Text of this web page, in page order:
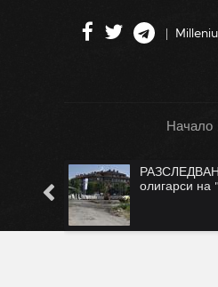
Начало
ни